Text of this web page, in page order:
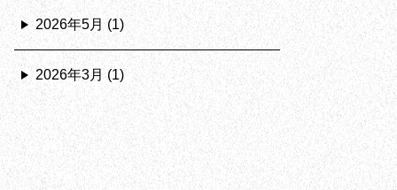
2026年5月 (1)
2026年3月 (1)